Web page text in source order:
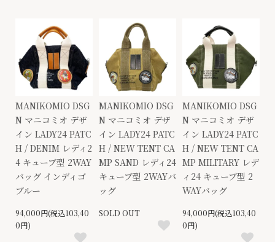
MANIKOMIO DSG
N マニコミオ デザ
イン LADY24 PATC
H / DENIM レディ2
4 キューブ型 2WAY
バッグ インディゴ
ブルー
94,000円(税込103,40
0円)
MANIKOMIO DSG
N マニコミオ デザ
イン LADY24 PATC
H / NEW TENT CA
MP SAND レディ24
キューブ型 2WAYバ
ッグ
SOLD OUT
MANIKOMIO DSG
N マニコミオ デザ
イン LADY24 PATC
H / NEW TENT CA
MP MILITARY レデ
ィ24 キューブ型 2
WAYバッグ
94,000円(税込103,40
0円)